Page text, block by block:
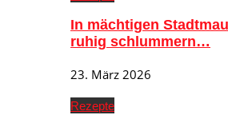
In mächtigen
ruhig schlummern…
23. März 2026
Rezepte